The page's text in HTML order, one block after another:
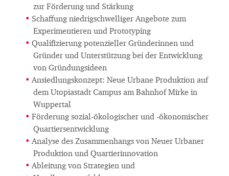
zur Förderung und Stärkung
Schaffung niedrigschwelliger Angebote zum
Experimentieren und Prototyping
Qualifizierung potenzieller Gründerinnen und
Gründer und Unterstützung bei der Entwicklung
von Gründungsideen
Ansiedlungskonzept: Neue Urbane Produktion auf
dem Utopiastadt Campus am Bahnhof Mirke in
Wuppertal
Förderung sozial-ökologischer und -ökonomischer
Quartiersentwicklung
Analyse des Zusammenhangs von Neuer Urbaner
Produktion und Quartierinnovation
Ableitung von Strategien und